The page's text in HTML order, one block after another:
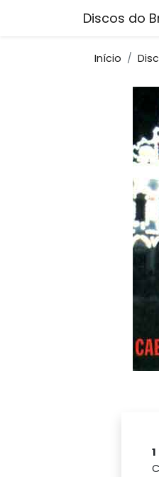
Discos do
Início